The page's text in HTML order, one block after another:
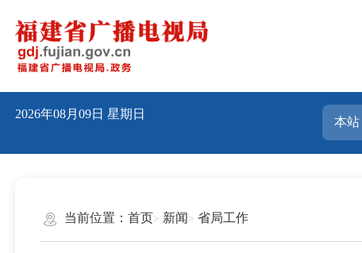
2026年08月09日 星期日
当前位置： 首页 新闻 省局工作